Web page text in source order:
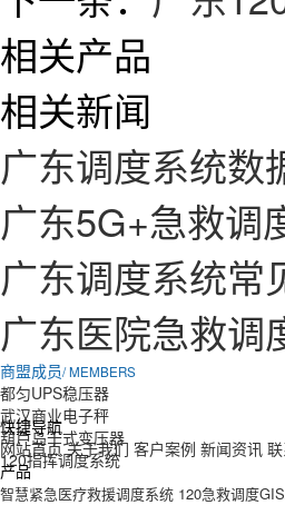
相关产品
相关新闻
广东调度系统数
广东5G+急救调
广东调度系统常
广东医院急救调
商盟成员/ MEMBERS
都匀UPS稳压器
武汉商业电子秤
葫芦岛干式变压器
120指挥调度系统
快捷导航
网站首页 关于我们 客户案例 新闻资讯
产品
智慧紧急医疗救援调度系统 120急救调度